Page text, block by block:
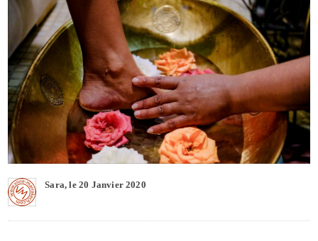
Sara, le 20 Janvier 2020